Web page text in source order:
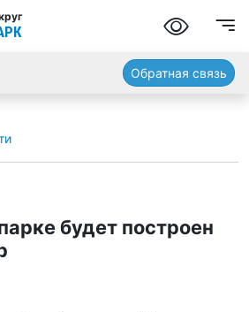
Обратная связь
будет построен